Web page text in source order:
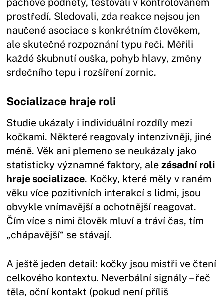
pachové podněty, testovali v kontrolovaném
prostředí. Sledovali, zda reakce nejsou jen
naučené asociace s konkrétním člověkem,
ale skutečné rozpoznání typu řeči. Měřili
každé škubnutí ouška, pohyb hlavy, změny
srdečního tepu i rozšíření zornic.
Socializace hraje roli
Studie ukázaly i individuální rozdíly mezi
kočkami. Některé reagovaly intenzivněji, jiné
méně. Věk ani plemeno se neukázaly jako
statisticky významné faktory, alezásadní roli
hraje socializace. Kočky, které měly v raném
věku více pozitivních interakcí s lidmi, jsou
obvykle vnímavější a ochotnější reagovat.
Čím více s nimi člověk mluví a tráví čas, tím
„chápavější“ se stávají.
A ještě jeden detail: kočky jsou mistři ve čtení
celkového kontextu. Neverbální signály – řeč
těla, oční kontakt (pokud není příliš